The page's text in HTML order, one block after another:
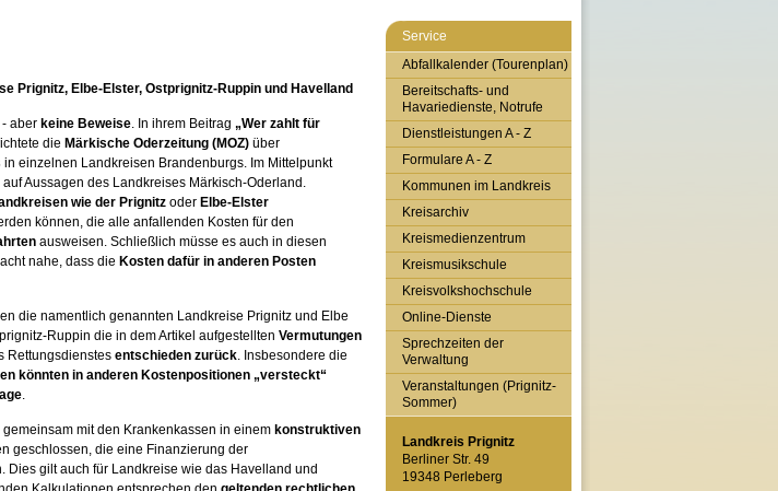
Prignitz, Elbe-Elster, Ostprignitz-Ruppin und Havelland
aber keine Beweise. In ihrem Beitrag „Wer zahlt für
die Märkische Oderzeitung (MOZ) über
in einzelnen Landkreisen Brandenburgs. Im Mittelpunkt
Aussagen des Landkreises Märkisch-Oderland.
wie der Prignitz oder Elbe-Elster
können, die alle anfallenden Kosten für den
ausweisen. Schließlich müsse es auch in diesen
nahe, dass die Kosten dafür in anderen Posten
die namentlich genannten Landkreise Prignitz und Elbe
Ruppin die in dem Artikel aufgestellten Vermutungen
Rettungsdienstes entschieden zurück. Insbesondere die
könnten in anderen Kostenpositionen „versteckt“
.
mit den Krankenkassen in einem konstruktiven
geschlossen, die eine Finanzierung der
gilt auch für Landkreise wie das Havelland und
Service
Abfallkalender (Tourenplan)
Bereitschafts- und
Havariedienste, Notrufe
Dienstleistungen A - Z
Formulare A - Z
Kommunen im Landkreis
Kreisarchiv
Kreismedienzentrum
Kreismusikschule
Kreisvolkshochschule
Online-Dienste
Sprechzeiten der
Verwaltung
Veranstaltungen (Prignitz-
Sommer)
Landkreis Prignitz
Berliner Str. 49
19348 Perleberg